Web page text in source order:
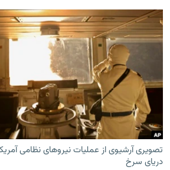
تصویری آرشیوی از عملیات نیروهای نظامی
دریای سرخ